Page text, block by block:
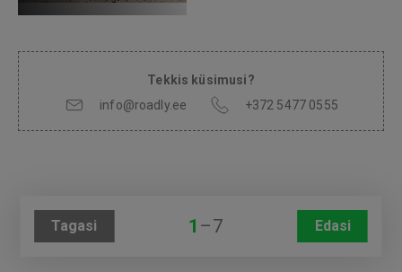
Tagasi 1 –7 Edasi
Tekkis küsimusi?
info@roadly.ee
+372 5477 0555